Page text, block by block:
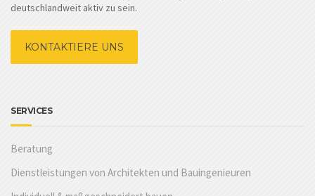
deutschlandweit aktiv zu sein.
KONTAKTIERE UNS
SERVICES
Beratung
Dienstleistungen von Architekten und Bauingenieuren